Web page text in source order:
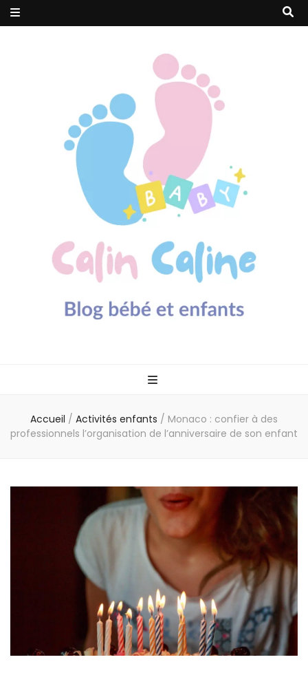
Caline
Accueil / Activités enfants / Monaco : confier à des
professionnels l’organisation de l’anniversaire de son enfant